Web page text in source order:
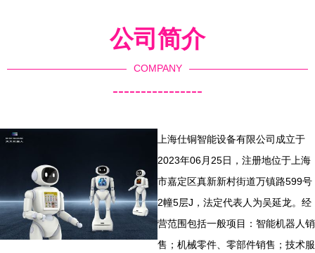
公司简介
COMPANY
----------------
上海仕铜智能设备有限公司成立于
2023年06月25日，注册地位于上海
市嘉定区真新新村街道万镇路599号
2幢5层J，法定代表人为吴延龙。经
营范围包括一般项目：智能机器人销
售；机械零件、零部件销售；技术服